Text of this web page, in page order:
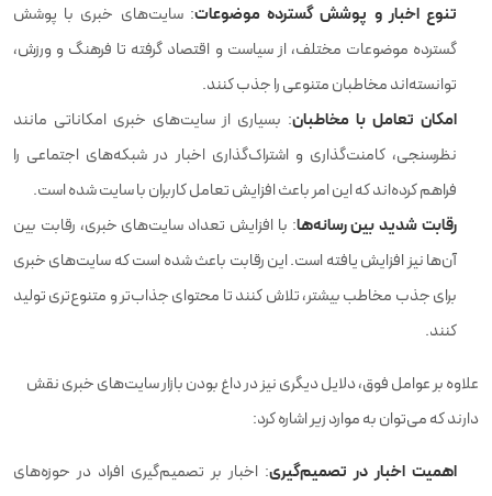
تنوع اخبار و پوشش گسترده موضوعات: سایت‌های خبری با پوشش
گسترده موضوعات مختلف، از سیاست و اقتصاد گرفته تا فرهنگ و ورزش،
توانسته‌اند مخاطبان متنوعی را جذب کنند.
امکان تعامل با مخاطبان: بسیاری از سایت‌های خبری امکاناتی مانند
نظرسنجی، کامنت‌گذاری و اشتراک‌گذاری اخبار در شبکه‌های اجتماعی را
فراهم کرده‌اند که این امر باعث افزایش تعامل کاربران با سایت شده است.
رقابت شدید بین رسانه‌ها: با افزایش تعداد سایت‌های خبری، رقابت بین
آن‌ها نیز افزایش یافته است. این رقابت باعث شده است که سایت‌های خبری
برای جذب مخاطب بیشتر، تلاش کنند تا محتوای جذاب‌تر و متنوع‌تری تولید
کنند.
علاوه بر عوامل فوق، دلایل دیگری نیز در داغ بودن بازار سایت‌های خبری نقش
دارند که می‌توان به موارد زیر اشاره کرد:
اهمیت اخبار در تصمیم‌گیری: اخبار بر تصمیم‌گیری افراد در حوزه‌های